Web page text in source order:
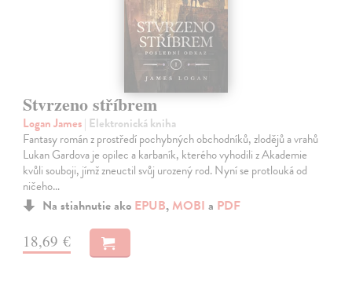
Stvrzeno stříbrem
Logan James| Elektronická kniha
Fantasy román z prostředí pochybných obchodníků, zlodějů a vrahů
Lukan Gardova je opilec a karbaník, kterého vyhodili z Akademie
kvůli souboji, jímž zneuctil svůj urozený rod. Nyní se protlouká od
ničeho…
Na stiahnutie ako EPUB, MOBI a PDF
18,69 €